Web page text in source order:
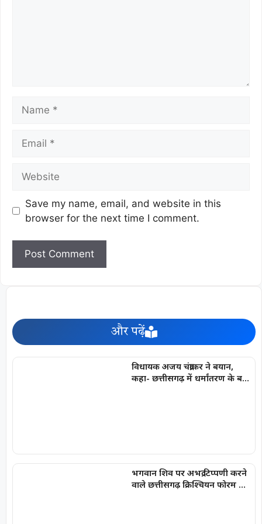
Save my name, email, and website in this
browser for the next time I comment.
और पढ़ें
विधायक अजय चंद्राकर ने बयान,
कहा- छत्तीसगढ़ में धर्मांतरण के बड़े
भगवान शिव पर अभद्र टिप्पणी करने
वाले छत्तीसगढ़ क्रिश्चियन फोरम के